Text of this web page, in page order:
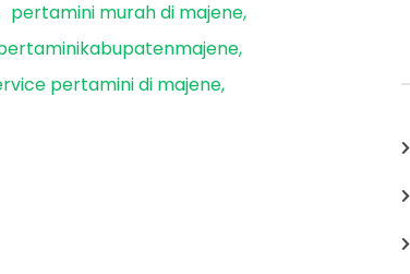
pertamini murah di majene
pertamini di majene